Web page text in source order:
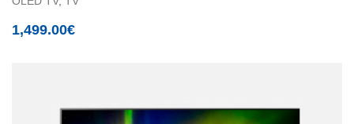
1,499.00€